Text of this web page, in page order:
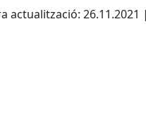
actualització: 26.11.2021